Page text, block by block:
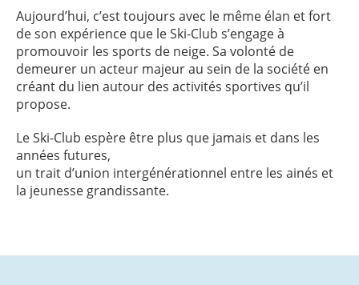
Aujourd’hui, c’est toujours avec le même élan et fort
de son expérience que le Ski-Club s’engage à
promouvoir les sports de neige. Sa volonté de
demeurer un acteur majeur au sein de la société en
créant du lien autour des activités sportives qu’il
propose.
Le Ski-Club espère être plus que jamais et dans les
années futures,
un trait d’union intergénérationnel entre les ainés et
la jeunesse grandissante.